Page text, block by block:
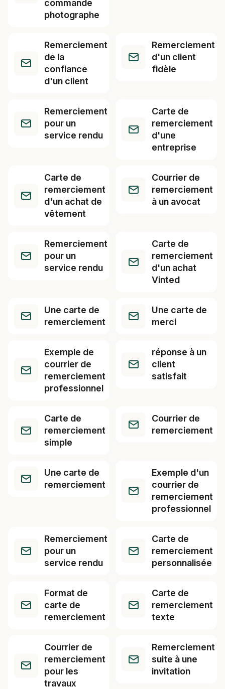
commande
photographe
Remerciement
de la
confiance
d'un client
Remerciement
d'un client
fidèle
Remerciement
pour un
service rendu
Carte de
remerciement
d'une
entreprise
Carte de
remerciement
d'un achat de
vêtement
Courrier de
remerciement
à un avocat
Remerciement
pour un
service rendu
Carte de
remerciement
d'un achat
Vinted
Une carte de
remerciement
Une carte de
merci
Exemple de
courrier de
remerciement
professionnel
réponse à un
client
satisfait
Carte de
remerciement
simple
Courrier de
remerciement
Une carte de
remerciement
Exemple d'un
courrier de
remerciement
professionnel
Remerciement
pour un
service rendu
Carte de
remerciement
personnalisée
Format de
carte de
remerciement
Carte de
remerciement
texte
Courrier de
remerciement
pour les
travaux
Remerciement
suite à une
invitation